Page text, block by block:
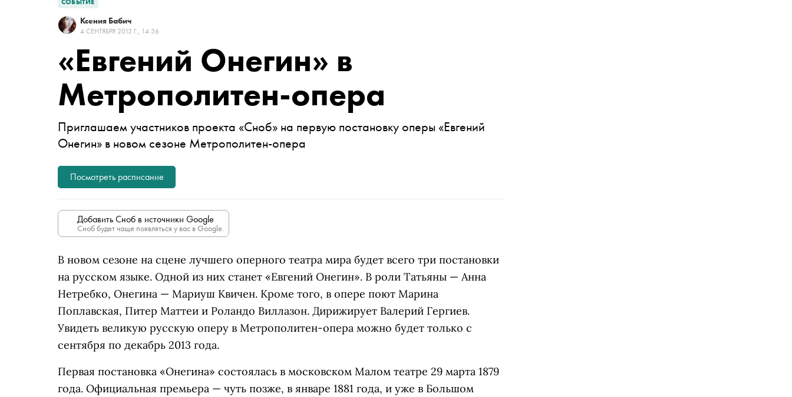
Ксения Бабич
4 СЕНТЯБРЯ 2013 Г., 14:36
«Евгений Онегин» в
Метрополитен-опера
Приглашаем участников проекта «Сноб» на первую постановку оперы «Евгений
Онегин» в новом сезоне Метрополитен-опера
Посмотреть расписание
Добавить Сноб в источники Google
Сноб будет чаще появляться у вас в Google.
В новом сезоне на сцене лучшего оперного театра мира будет всего три постановки
на русском языке. Одной из них станет «Евгений Онегин». В роли Татьяны — Анна
Нетребко, Онегина — Мариуш Квичен. Кроме того, в опере поют Марина
Поплавская, Питер Маттеи и Роландо Виллазон. Дирижирует Валерий Гергиев.
Увидеть великую русскую оперу в Метрополитен-опера можно будет только с
сентября по декабрь 2013 года.
Первая постановка «Онегина» состоялась в московском Малом театре 29 марта 1879
года. Официальная премьера — чуть позже, в январе 1881 года, и уже в Большом